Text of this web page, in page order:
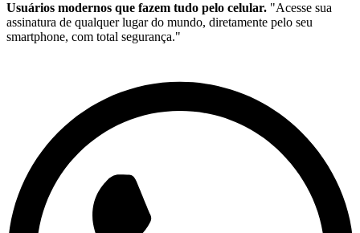
Usuários modernos que fazem tudo pelo celular. "Acesse sua
assinatura de qualquer lugar do mundo, diretamente pelo seu
smartphone, com total segurança."